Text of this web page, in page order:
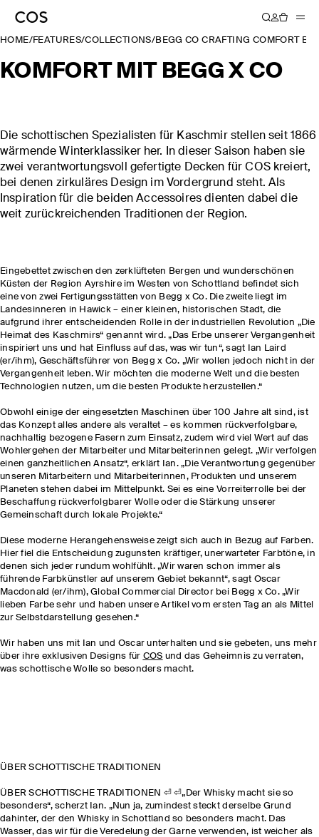
HOME/FEATURES/COLLECTIONS/BEGG CO CRAFTING COMFORT
KOMFORT MIT BEGG X CO
Die schottischen Spezialisten für Kaschmir stellen seit 1866
wärmende Winterklassiker her. In dieser Saison haben sie
zwei verantwortungsvoll gefertigte Decken für COS kreiert,
bei denen zirkuläres Design im Vordergrund steht. Als
Inspiration für die beiden Accessoires dienten dabei die
weit zurückreichenden Traditionen der Region.
Eingebettet zwischen den zerklüfteten Bergen und wunderschönen
Küsten der Region Ayrshire im Westen von Schottland befindet sich
eine von zwei Fertigungsstätten von Begg x Co. Die zweite liegt im
Landesinneren in Hawick – einer kleinen, historischen Stadt, die
aufgrund ihrer entscheidenden Rolle in der industriellen Revolution „Die
Heimat des Kaschmirs“ genannt wird. „Das Erbe unserer Vergangenheit
inspiriert uns und hat Einfluss auf das, was wir tun“, sagt Ian Laird
(er/ihm), Geschäftsführer von Begg x Co. „Wir wollen jedoch nicht in der
Vergangenheit leben. Wir möchten die moderne Welt und die besten
Technologien nutzen, um die besten Produkte herzustellen.“
Obwohl einige der eingesetzten Maschinen über 100 Jahre alt sind, ist
das Konzept alles andere als veraltet – es kommen rückverfolgbare,
nachhaltig bezogene Fasern zum Einsatz, zudem wird viel Wert auf das
Wohlergehen der Mitarbeiter und Mitarbeiterinnen gelegt. „Wir verfolgen
einen ganzheitlichen Ansatz“, erklärt Ian. „Die Verantwortung gegenüber
unseren Mitarbeitern und Mitarbeiterinnen, Produkten und unserem
Planeten stehen dabei im Mittelpunkt. Sei es eine Vorreiterrolle bei der
Beschaffung rückverfolgbarer Wolle oder die Stärkung unserer
Gemeinschaft durch lokale Projekte.“
Diese moderne Herangehensweise zeigt sich auch in Bezug auf Farben.
Hier fiel die Entscheidung zugunsten kräftiger, unerwarteter Farbtöne, in
denen sich jeder rundum wohlfühlt. „Wir waren schon immer als
führende Farbkünstler auf unserem Gebiet bekannt“, sagt Oscar
Macdonald (er/ihm), Global Commercial Director bei Begg x Co. „Wir
lieben Farbe sehr und haben unsere Artikel vom ersten Tag an als Mittel
zur Selbstdarstellung gesehen.“
Wir haben uns mit Ian und Oscar unterhalten und sie gebeten, uns mehr
über ihre exklusiven Designs für COS und das Geheimnis zu verraten,
was schottische Wolle so besonders macht.
ÜBER SCHOTTISCHE TRADITIONEN
ÜBER SCHOTTISCHE TRADITIONEN ⏎ ⏎„Der Whisky macht sie so
besonders“, scherzt Ian. „Nun ja, zumindest steckt derselbe Grund
dahinter, der den Whisky in Schottland so besonders macht. Das
Wasser, das wir für die Veredelung der Garne verwenden, ist weicher als